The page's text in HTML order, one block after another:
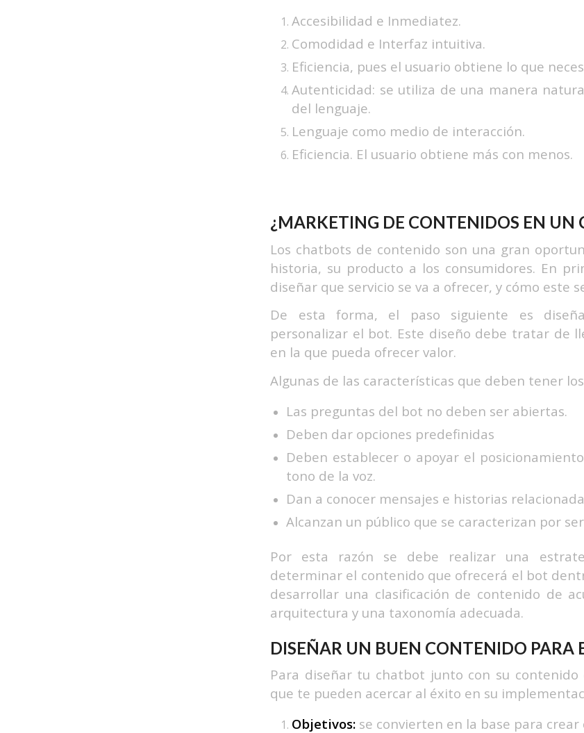
Accesibilidad e Inmediatez.
Comodidad e Interfaz intuitiva.
Eficiencia, pues el usuario obtiene lo que
Autenticidad: se utiliza de una manera
del lenguaje.
Lenguaje como medio de interacción.
Eficiencia. El usuario obtiene más con menos.
¿MARKETING DE CONTENIDOS EN UN
Los chatbots de contenido son una gran
historia, su producto a los consumidores. En
diseñar que servicio se va a ofrecer, y cómo este
De esta forma, el paso siguiente es
personalizar el bot. Este diseño debe tratar de
en la que pueda ofrecer valor.
Algunas de las características que deben tener
Las preguntas del bot no deben ser abiertas.
Deben dar opciones predefinidas
Deben establecer o apoyar el
tono de la voz.
Dan a conocer mensajes e historias
Alcanzan un público que se caracterizan por
Por esta razón se debe realizar una
determinar el contenido que ofrecerá el bot
desarrollar una clasificación de contenido de
arquitectura y una taxonomía adecuada.
DISEÑAR UN BUEN CONTENIDO PARA
Para diseñar tu chatbot junto con su
que te pueden acercar al éxito en su
Objetivos: se convierten en la base para